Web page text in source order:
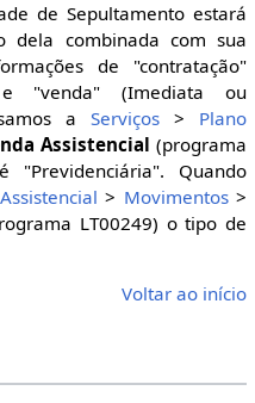
de Sepultamento estará
dela combinada com sua
de "contratação"
"venda" (Imediata ou
aServiços > Plano
Assistencial (programa
Quando
> Movimentos>
LT00249) o tipo de
Voltar ao início